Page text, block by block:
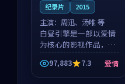
纪录片 2015
主演： 周迅、汤唯 等
白昼引擎是一部以爱情
为核心的影视作品，围
绕危机、反转与人物成
长展开，整体节奏紧
凑，值得推荐观看。
97,883 7.3 爱情